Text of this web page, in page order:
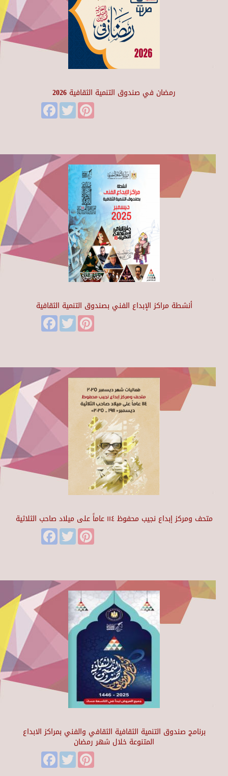
رمضان في صندوق التنمية الثقافية 2026
FacebookTwitter
أنشطة مراكز الإبداع الفني بصندوق التنمية الثقافية
FacebookTwitter
متحف ومركز إبداع نجيب محفوظ ١١٤ عاماً على ميلاد صاحب الثلاثية
FacebookTwitter
برنامج صندوق التنمية الثقافية الثقافي والفني بمراكز الابداع
المتنوعة خلال شهر رمضان
FacebookTwitter